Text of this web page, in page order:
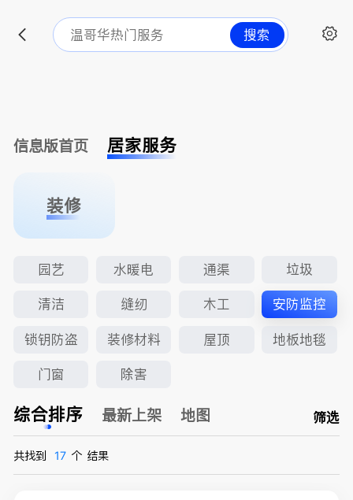
搜索
信息版首页 居家服务
装修
园艺 水暖电 通渠 垃圾
清洁 缝纫 木工 安防监控
锁钥防盗 装修材料 屋顶 地板地毯
门窗 除害
综合排序 最新上架 地图 筛选
共找到 17 个 结果